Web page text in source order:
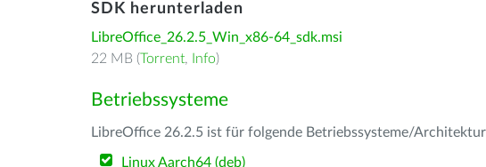
SDK herunterladen
LibreOffice_26.2.5_Win_x86-64_sdk.msi
22 MB (Torrent, Info)
Betriebssysteme
LibreOffice 26.2.5 ist für folgende Betriebssysteme/
Linux Aarch64 (deb)